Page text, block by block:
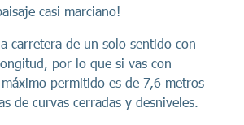
casi marciano!
carretera de un solo sentido con
por lo que si vas con
permitido es de 7,6 metros
de curvas cerradas y desniveles.